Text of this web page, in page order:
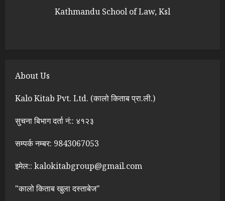
Kathmandu School of Law, Ksl
About Us
Kalo Kitab Pvt. Ltd. (कालो किताब प्रा.ली.)
सुचना बिभाग दर्ता नं:: ४१२३
सम्पर्क नम्बर: 9843067053
इमेल:: kalokitabgroup@gmail.com
"कालो किताब खुला दस्ताबेज"